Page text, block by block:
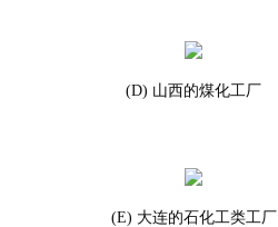
(D) 山西的煤化工厂
(E) 大连的石化工类工厂